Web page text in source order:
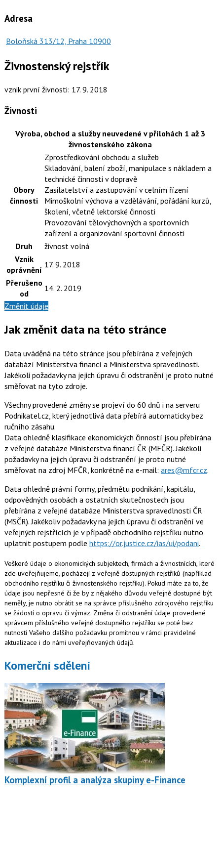
Adresa
Boloňská 313/12, Praha 10900
Živnostenský rejstřík
vznik první živnosti: 17. 9. 2018
Živnosti
Výroba, obchod a služby neuvedené v přílohách 1 až 3
živnostenského zákona
Obory
činnosti
Zprostředkování obchodu a služeb
Skladování, balení zboží, manipulace s nákladem a
technické činnosti v dopravě
Zasilatelství a zastupování v celním řízení
Mimoškolní výchova a vzdělávání, pořádání kurzů,
školení, včetně lektorské činnosti
Provozování tělovýchovných a sportovních
zařízení a organizování sportovní činnosti
Druh
živnost volná
Vznik
oprávnění
17. 9. 2018
Přerušeno
od
14. 2. 2019
Změnit údaje
Jak změnit data na této stránce
Data uváděná na této stránce jsou přebírána z veřejných
databází Ministerstva financí a Ministerstva spravedlnosti.
Jakékoli požadavky na jejich úpravu či odstranění je proto nutné
směřovat na tyto zdroje.
Všechny provedené změny se projeví do 60 dnů i na serveru
Podnikatel.cz, který jednotlivá data přebírá automaticky bez
ručního zásahu.
Data ohledně klasifikace ekonomických činností jsou přebírána
z veřejné databáze Ministerstva financí ČR (MFČR). Jakékoli
požadavky na jejich úpravu či odstranění je proto nutné
směřovat na zdroj MFČR, konkrétně na e-mail: ares@mfcr.cz.
Data ohledně právní formy, předmětu podnikání, kapitálu,
odpovědných osobách a ostatních skutečnostech jsou
přebírána z veřejné databáze Ministerstva spravedlnosti ČR
(MSČR). Jakékoliv požadavky na jejich úpravu či odstranění ve
veřejných rejstřících je v případě obchodního rejstříku nutno
uplatnit postupem podle https://or.justice.cz/ias/ui/podani.
Veškeré údaje o ekonomických subjektech, firmách a živnostnících, které
zde uveřejňujeme, pocházejí z veřejně dostupných rejstříků (například
obchodního rejstříku či živnostenského rejstříku). Pokud máte za to, že
údaje jsou nepřesné či že by z nějakého důvodu veřejně dostupné být
neměly, je nutno obrátit se na správce příslušného zdrojového rejstříku
se žádostí o opravu či výmaz. Změna či odstranění údaje provedené
správcem příslušného veřejně dostupného rejstříku se poté bez
nutnosti Vašeho dalšího požadavku promítnou v rámci pravidelné
aktualizace i do námi uveřejňovaných údajů.
Komerční sdělení
Komplexní profil a analýza skupiny e-Finance